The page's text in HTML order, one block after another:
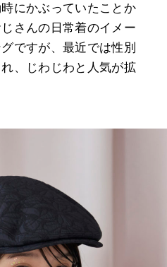
にかぶっていたことか
さんの日常着のイメー
ですが、最近では性別
、じわじわと人気が拡